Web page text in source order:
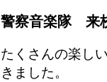
警察音楽隊
たくさんの楽し
きました。